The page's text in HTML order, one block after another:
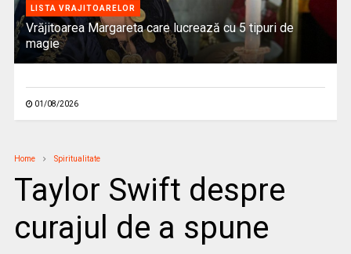
LISTA VRAJITOARELOR
Vrăjitoarea Margareta care lucrează cu 5 tipuri de
magie
01/08/2026
Home Spiritualitate
Taylor Swift despre
curajul de a spune